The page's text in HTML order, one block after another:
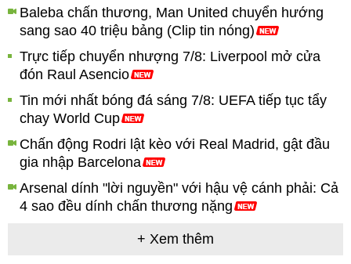
Baleba chấn thương, Man United chuyển hướng
sang sao 40 triệu bảng (Clip tin nóng)
Trực tiếp chuyển nhượng 7/8: Liverpool mở cửa
đón Raul Asencio
Tin mới nhất bóng đá sáng 7/8: UEFA tiếp tục tẩy
chay World Cup
Chấn động Rodri lật kèo với Real Madrid, gật đầu
gia nhập Barcelona
Arsenal dính "lời nguyền" với hậu vệ cánh phải: Cả
4 sao đều dính chấn thương nặng
+ Xem thêm